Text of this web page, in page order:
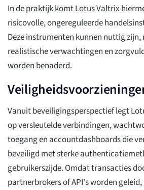
In de praktijk komt Lotus Valtrix
risicovolle, ongereguleerde
Deze instrumenten kunnen nuttig
realistische verwachtingen en
worden benaderd.
Vanuit beveiligingsperspectief legt
op versleutelde verbindingen,
toegang en accountdashboards die
beveiligd met sterke
gebruikerszijde. Omdat transacties
partnerbrokers of API's worden